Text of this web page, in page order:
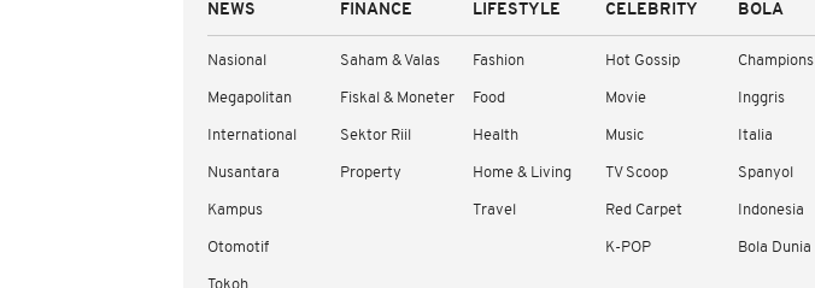
NEWS
Nasional
Megapolitan
International
Nusantara
Kampus
Otomotif
FINANCE
Saham & Valas
Fiskal & Moneter
Sektor Riil
Property
LIFESTYLE
Fashion
Food
Health
Home & Living
Travel
CELEBRITY
Hot Gossip
Movie
Music
TV Scoop
Red Carpet
K-POP
BOLA
Champions
Inggris
Italia
Spanyol
Indonesia
Bola Dunia